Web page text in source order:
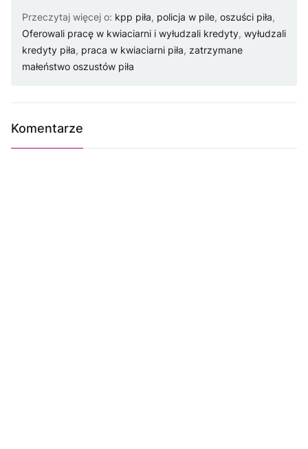
Przeczytaj więcej o: kpp piła, policja w pile, oszuści piła,
Oferowali pracę w kwiaciarni i wyłudzali kredyty, wyłudzali
kredyty piła, praca w kwiaciarni piła, zatrzymane
małeństwo oszustów piła
Komentarze